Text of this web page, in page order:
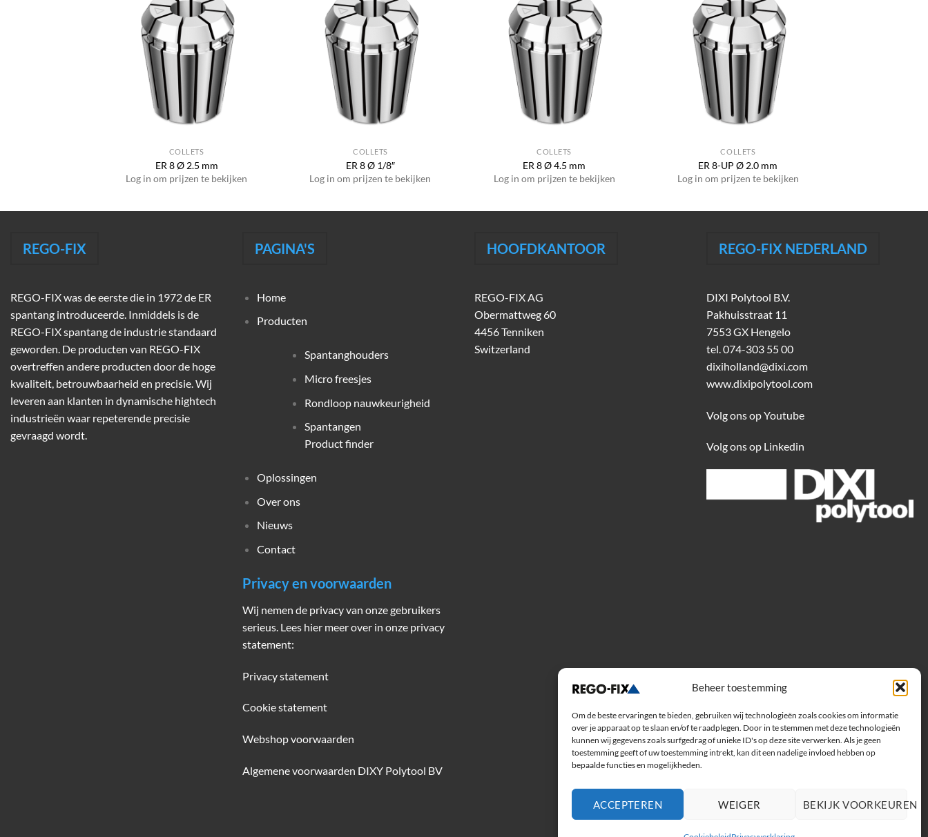
Beheer toestemming
Om de beste ervaringen te bieden, gebruiken wij technologieën zoals cookies om informatie
over je apparaat op te slaan en/of te raadplegen. Door in te stemmen met deze technologieën
kunnen wij gegevens zoals surfgedrag of unieke ID's op deze site verwerken. Als je geen
toestemming geeft of uw toestemming intrekt, kan dit een nadelige invloed hebben op
bepaalde functies en mogelijkheden.
ACCEPTEREN WEIGER BEKIJK VOORKEUREN
COLLETS
ER 8 Ø 2.5 mm
Log in om prijzen te bekijken
COLLETS
ER 8 Ø 1/8″
Log in om prijzen te bekijken
COLLETS
ER 8 Ø 4.5 mm
Log in om prijzen te bekijken
COLLETS
ER 8-UP Ø 2.0 mm
Log in om prijzen te bekijken
REGO-FIX
REGO-FIX was de eerste die in 1972 de ER
spantang introduceerde. Inmiddels is de
REGO-FIX spantang de industrie standaard
geworden. De producten van REGO-FIX
overtreffen andere producten door de hoge
kwaliteit, betrouwbaarheid en precisie. Wij
leveren aan klanten in dynamische hightech
industrieën waar repeterende precisie
gevraagd wordt.
PAGINA'S
Home
Producten
Spantanghouders
Micro freesjes
Rondloop nauwkeurigheid
Spantangen
Product finder
Oplossingen
Over ons
Nieuws
Contact
Privacy en voorwaarden
Wij nemen de privacy van onze gebruikers
serieus. Lees hier meer over in onze privacy
statement:
Privacy statement
Cookie statement
Webshop voorwaarden
Algemene voorwaarden DIXY Polytool BV
HOOFDKANTOOR
REGO-FIX AG
Obermattweg 60
4456 Tenniken
Switzerland
REGO-FIX NEDERLAND
DIXI Polytool B.V.
Pakhuisstraat 11
7553 GX Hengelo
tel. 074-303 55 00
dixiholland@dixi.com
www.dixipolytool.com
Volg ons op Youtube
Volg ons op Linkedin